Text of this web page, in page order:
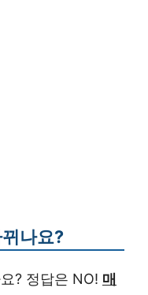
나요?
? 정답은 NO! 매